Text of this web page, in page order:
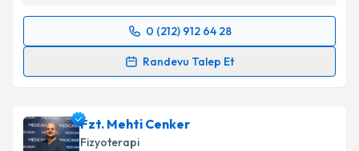
0 (212) 912 64 28
Randevu Talep Et
Randevu Takvimi Talebi
takvim hazırlandığında e-posta ile bilgilendireceğiz.
Fzt. Mehti Cenker
Fizyoterapi